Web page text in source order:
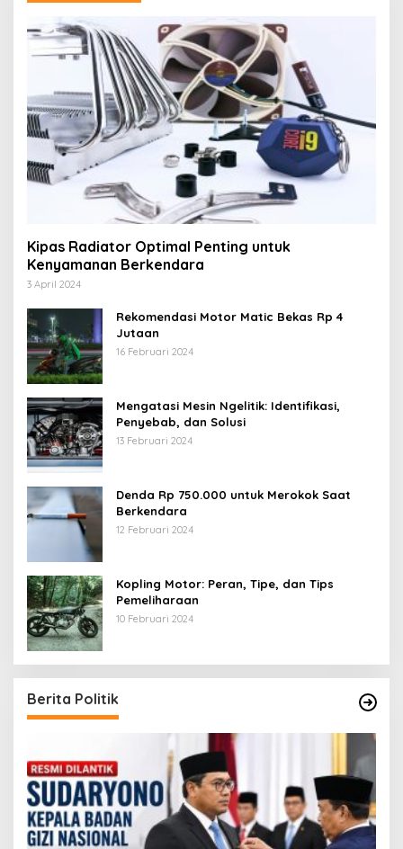
Kipas Radiator Optimal Penting untuk
Kenyamanan Berkendara
3 April 2024
Rekomendasi Motor Matic Bekas Rp 4
Jutaan
16 Februari 2024
Mengatasi Mesin Ngelitik: Identifikasi,
Penyebab, dan Solusi
13 Februari 2024
Denda Rp 750.000 untuk Merokok Saat
Berkendara
12 Februari 2024
Kopling Motor: Peran, Tipe, dan Tips
Pemeliharaan
10 Februari 2024
Berita Politik